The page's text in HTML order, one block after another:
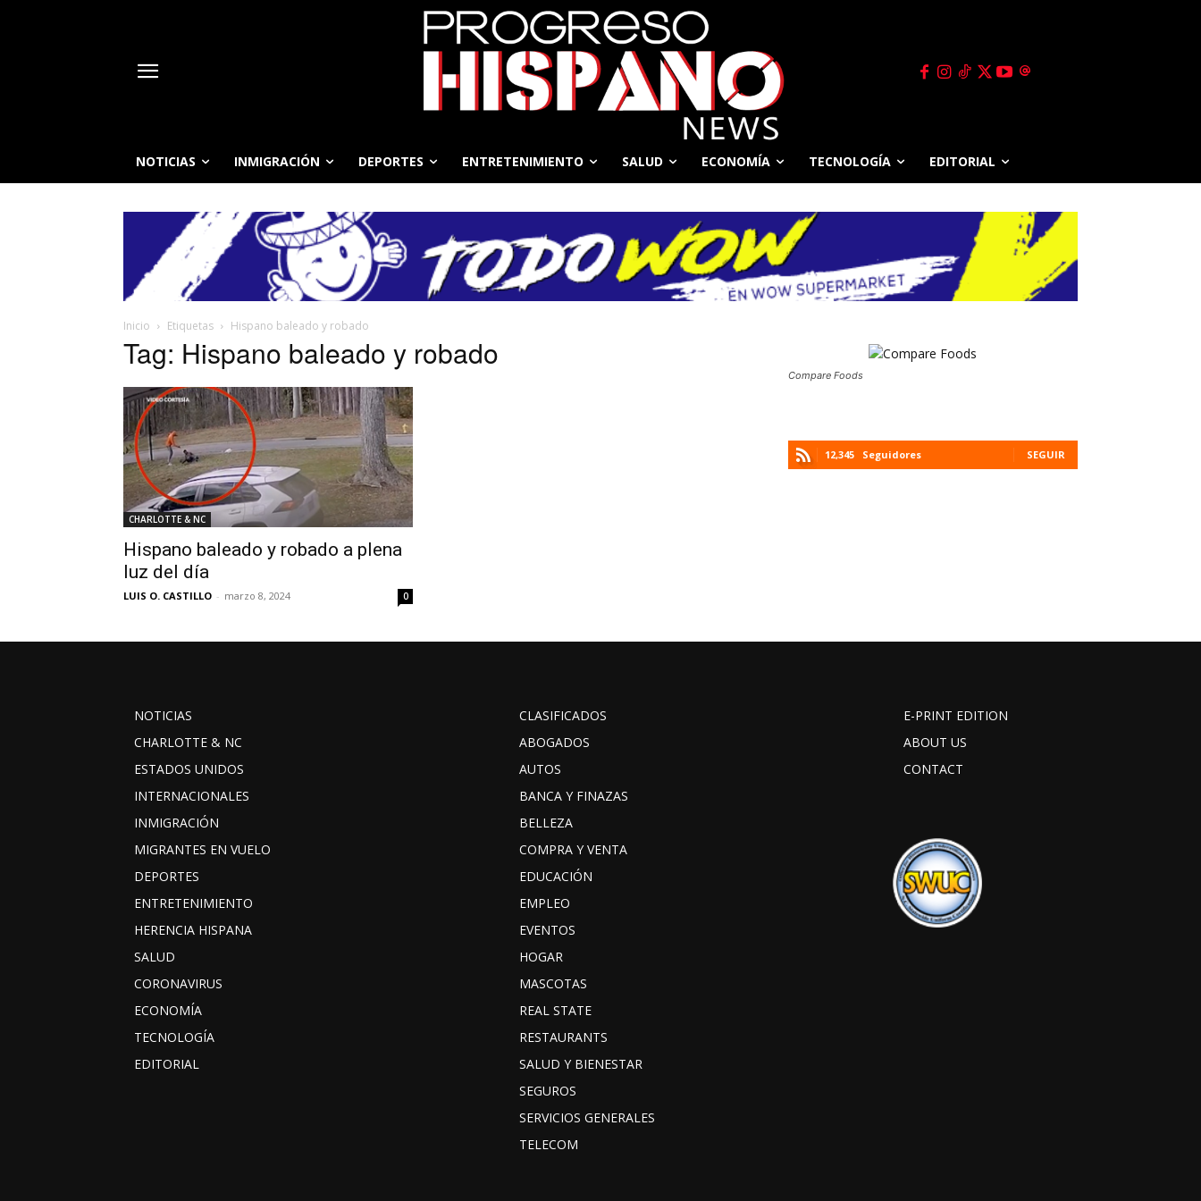
NOTICIAS INMIGRACIÓN DEPORTES ENTRETENIMIENTO SALUD ECONOMÍA TECNOLOGÍA EDITORIAL
Inicio Etiquetas Hispano baleado y robado
Tag: Hispano baleado y robado
CHARLOTTE & NC
Hispano baleado y robado a plena
luz del día
LUIS O. CASTILLO - marzo 8, 2024 0
Compare Foods
12,345 Seguidores SEGUIR
NOTICIAS
CHARLOTTE & NC
ESTADOS UNIDOS
INTERNACIONALES
INMIGRACIÓN
MIGRANTES EN VUELO
DEPORTES
ENTRETENIMIENTO
HERENCIA HISPANA
SALUD
CORONAVIRUS
ECONOMÍA
TECNOLOGÍA
EDITORIAL
CLASIFICADOS
ABOGADOS
AUTOS
BANCA Y FINAZAS
BELLEZA
COMPRA Y VENTA
EDUCACIÓN
EMPLEO
EVENTOS
HOGAR
MASCOTAS
REAL STATE
RESTAURANTS
SALUD Y BIENESTAR
SEGUROS
SERVICIOS GENERALES
TELECOM
E-PRINT EDITION
ABOUT US
CONTACT